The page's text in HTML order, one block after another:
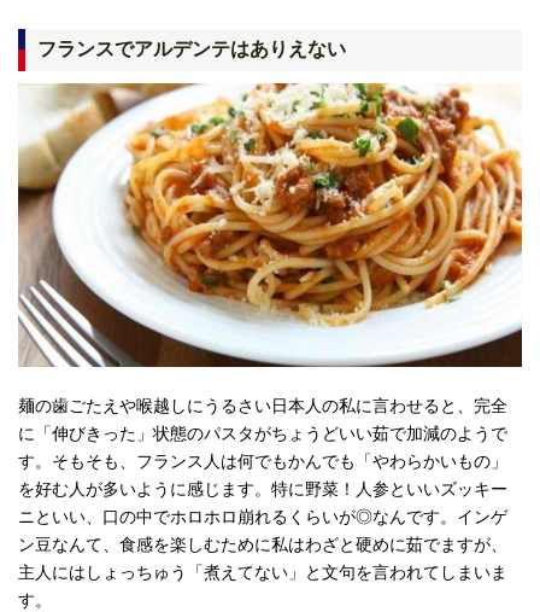
フランスでアルデンテはありえない
麺の歯ごたえや喉越しにうるさい日本人の私に言わせると、完全
に「伸びきった」状態のパスタがちょうどいい茹で加減のようで
す。そもそも、フランス人は何でもかんでも「やわらかいもの」
を好む人が多いように感じます。特に野菜！人参といいズッキー
ニといい、口の中でホロホロ崩れるくらいが◎なんです。インゲ
ン豆なんて、食感を楽しむために私はわざと硬めに茹でますが、
主人にはしょっちゅう「煮えてない」と文句を言われてしまいま
す。